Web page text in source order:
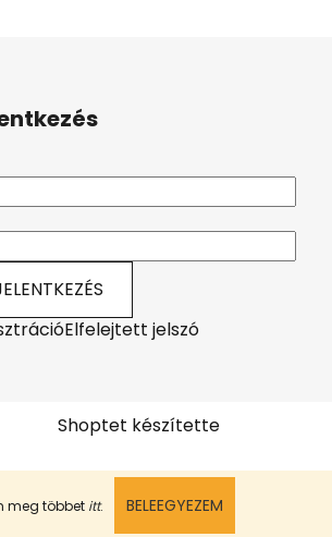
meg többet itt. BELEEGYEZEM
Elfelejtett jelszó
Shoptet készítette